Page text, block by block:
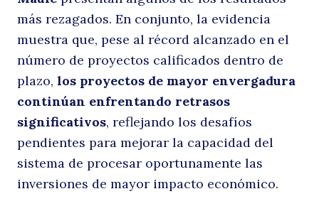
más rezagados. En conjunto, la evidencia
muestra que, pese al récord alcanzado en el
número de proyectos calificados dentro de
plazo, los proyectos de mayor envergadura
continúan enfrentando retrasos
significativos, reflejando los desafíos
pendientes para mejorar la capacidad del
sistema de procesar oportunamente las
inversiones de mayor impacto económico.